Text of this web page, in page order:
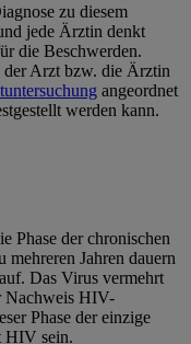
zu diesem
jede Ärztin denkt
die Beschwerden.
der Arzt bzw. die Ärztin
angeordnet
werden kann.
Phase der chronischen
Jahren dauern
Das Virus vermehrt
Nachweis HIV-
Phase der einzige
HIV sein.